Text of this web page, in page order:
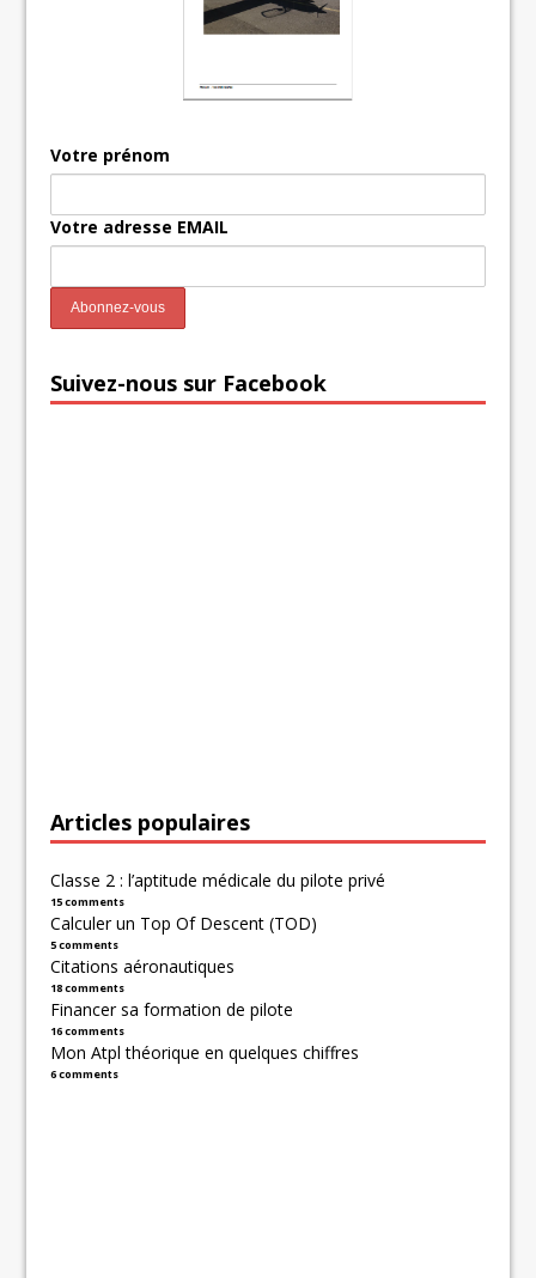
Votre prénom
Votre adresse EMAIL
Suivez-nous sur Facebook
Articles populaires
Classe 2 : l’aptitude médicale du pilote privé
15 comments
Calculer un Top Of Descent (TOD)
5 comments
Citations aéronautiques
18 comments
Financer sa formation de pilote
16 comments
Mon Atpl théorique en quelques chiffres
6 comments